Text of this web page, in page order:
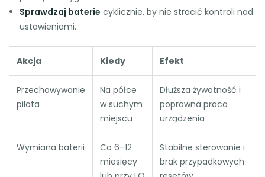
Sprawdzaj baterie cyklicznie, by nie stracić kontroli nad
ustawieniami.
Akcja Kiedy Efekt
Przechowywanie
pilota
Na półce
w suchym
miejscu
Dłuższa żywotność i
poprawna praca
urządzenia
Wymiana baterii
Co 6–12
miesięcy
Stabilne sterowanie i
brak przypadkowych